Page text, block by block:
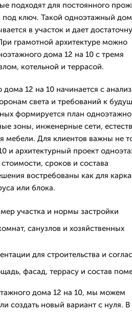
подходят для постоянного
под ключ. Такой одноэтажный
в участок и дает
грамотной архитектуре можно
дома 12 на 10 с тремя
котельной и террасой.
12 на 10 начинается с
света и требований к
формируется план
зоны, инженерные сети,
мебели. Для клиентов важны не
и архитектурный проект
сроков и состава
востребованы как для
или блока.
участка и нормы застройки
санузлов и хозяйственных
для строительства и
фасад, террасу и состав
дома 12 на 10, мы можем
создать новый вариант с нуля. В